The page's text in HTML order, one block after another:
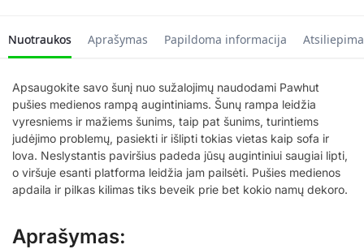
Nuotraukos Aprašymas Papildoma informacija
Apsaugokite savo šunį nuo sužalojimų naudodami Pawhut
pušies medienos rampą augintiniams. Šunų rampa leidžia
vyresniems ir mažiems šunims, taip pat šunims, turintiems
judėjimo problemų, pasiekti ir išlipti tokias vietas kaip sofa ir
lova. Neslystantis paviršius padeda jūsų augintiniui saugiai lipti,
o viršuje esanti platforma leidžia jam pailsėti. Pušies medienos
apdaila ir pilkas kilimas tiks beveik prie bet kokio namų dekoro.
Aprašymas: